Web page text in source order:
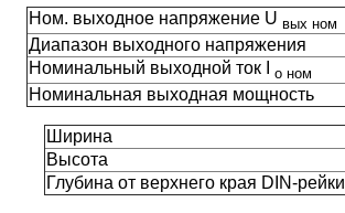
Ном. выходное напряжение U вых ном
Диапазон выходного напряжения
Номинальный выходной ток I о ном
Номинальная выходная мощность
Ширина
Высота
Глубина от верхнего края DIN-рейки